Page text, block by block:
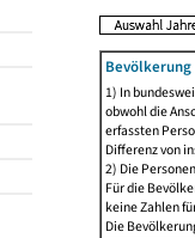
1) In
obwohl die
erfassten
Differenz von
2) Die
Für die
keine Zahlen
Die